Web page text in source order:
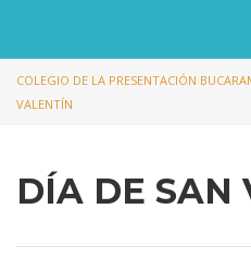
COLEGIO DE LA PRESENTACIÓN
VALENTÍN
DÍA DE SAN